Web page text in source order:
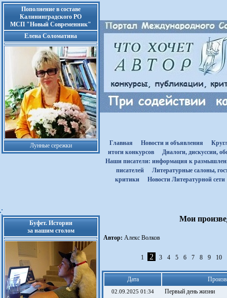
Пополнение в составе
Калининградского РО
МСП "Новый Современник"
Елена Соломатина
Лунные сережки Главная Новости и объявления
итоги конкурсов
Диалоги, дискуссии,
Наши писатели: информация к
писателей
Литературные салоны,
критики
Новости Литературной сети
Буфет. Истории
за нашим столом
Мои
Автор: Алекс Волков
1 2 3 4 5 6 7 8 9 10
Дата
02.09.2025 01:34 Первый день жизни